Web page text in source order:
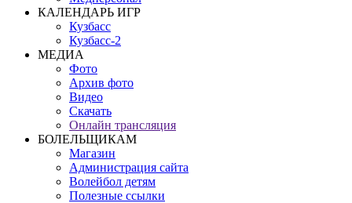
КАЛЕНДАРЬ ИГР
Кузбасс
Кузбасс-2
МЕДИА
Фото
Архив фото
Видео
Скачать
Онлайн трансляция
БОЛЕЛЬЩИКАМ
Магазин
Администрация сайта
Волейбол детям
Полезные ссылки